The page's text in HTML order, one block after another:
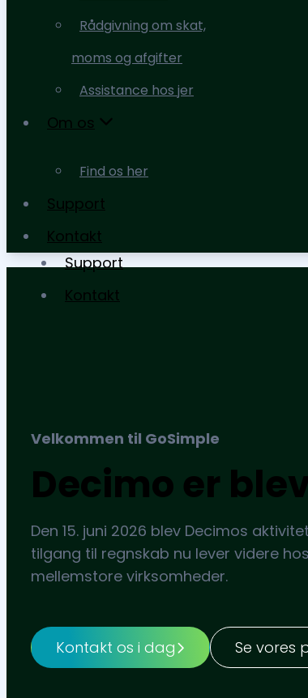
mailhåndtering
HR assistance
Rådgivning om skat,
Om os
Support
Kontakt
Rådgivning om skat,
moms og afgifter
Assistance hos jer
Om os
Find os her
Support
Kontakt
Velkommen til GoSimple
Decimo er
Den 15. juni 2026 blev Decimos
tilgang til regnskab nu lever videre
mellemstore virksomheder.
Kontakt os i dag Se vores